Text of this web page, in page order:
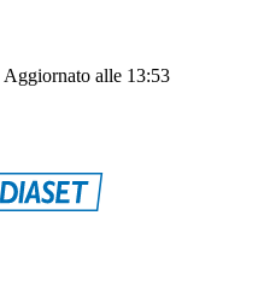
Aggiornato alle 13:53